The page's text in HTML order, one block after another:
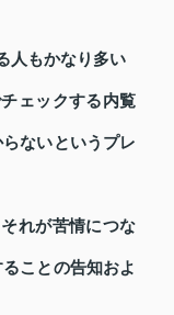
人もかなり多い
ェックする内覧
ないというプレ
れが苦情につな
ことの告知およ